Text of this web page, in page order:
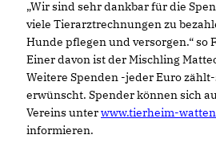
Wir sind sehr dankbar für die
viele Tierarztrechnungen zu
Hunde pflegen und versorgen.“ so
Einer davon ist der Mischling
Weitere Spenden -jeder Euro
erwünscht. Spender können sich
Vereins unterwww.tierheim-
informieren.